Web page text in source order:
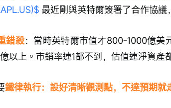
最近剛與英特爾簽署了合作協議
錯殺：當時英特爾市值才800-1000億美
以上。市銷率連1都不到，估值連淨資產
鐵律執行：設好清晰觀測點，不達預期就